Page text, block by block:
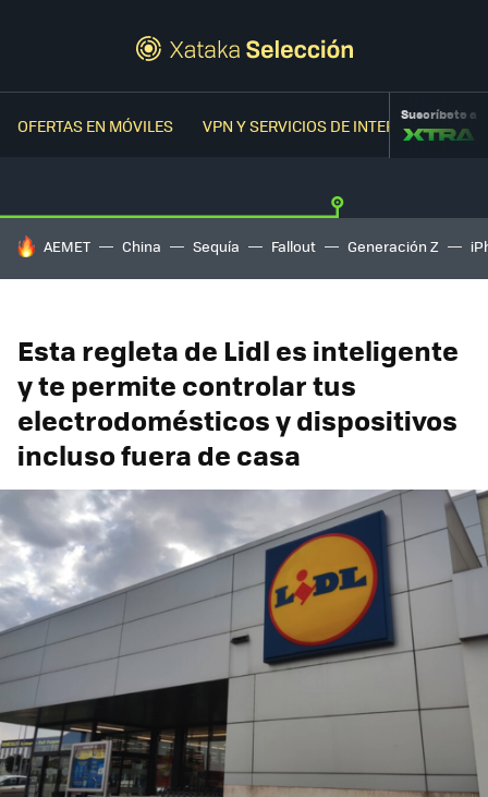
OFERTAS EN MÓVILES VPN Y SERVICIOS DE INTERNETSuscríbete a
HOY SE HABLA DE
AEMET China Sequía Fallout Generación Z
Esta regleta de Lidl es inteligente
y te permite controlar tus
electrodomésticos y dispositivos
incluso fuera de casa